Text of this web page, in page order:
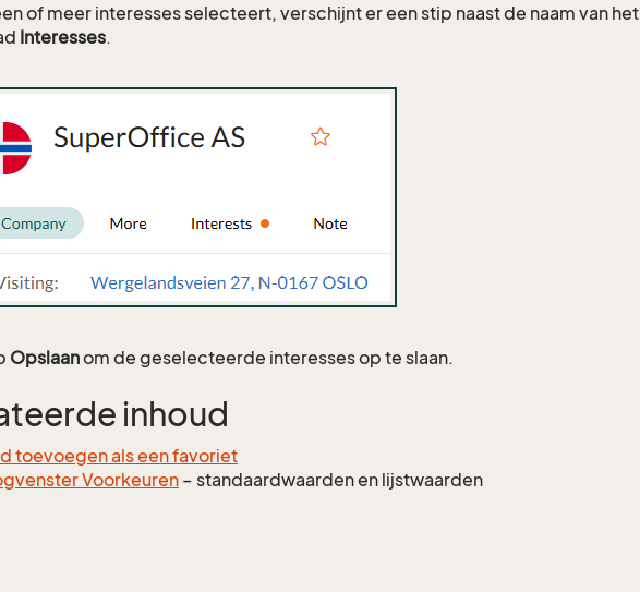
of meer interesses selecteert, verschijnt er een stip naast de naam van het
Interesses.
Opslaanom de geselecteerde interesses op te slaan.
inhoud
toevoegen als een favoriet
Voorkeuren– standaardwaarden en lijstwaarden